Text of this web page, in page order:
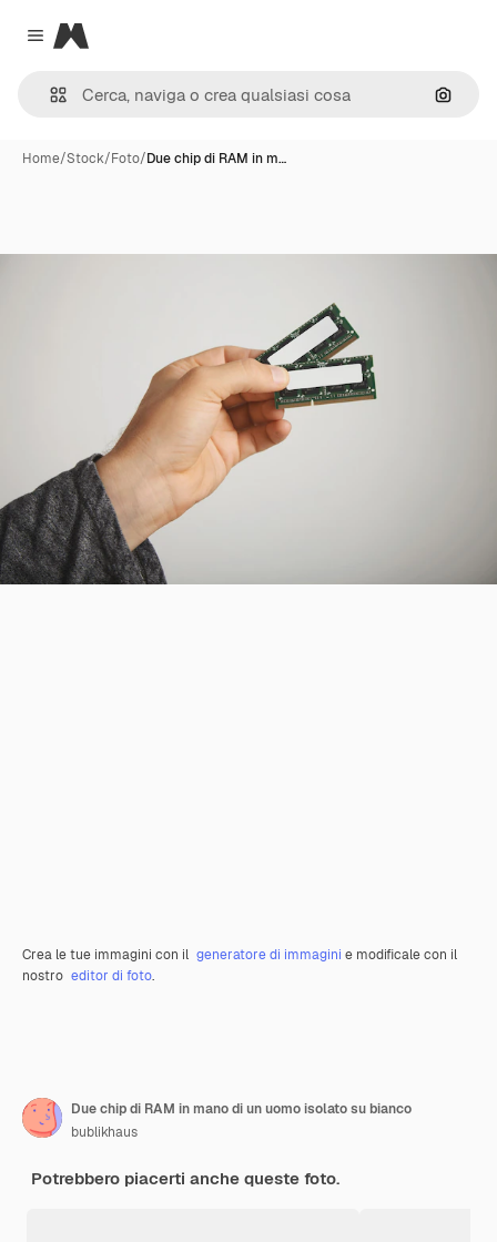
Close menu
Magnific
Cerca
Home/Stock/Foto/Due chip di RAM in m…
Crea le tue immagini con il generatore di immagini e modificale con il
nostro editor di foto.
Due chip di RAM in mano di un uomo isolato su bianco
bublikhaus
Potrebbero piacerti anche queste foto.